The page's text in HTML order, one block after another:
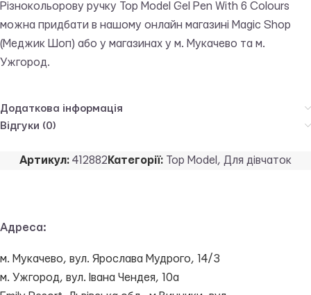
Різнокольорову ручку Top Model Gel Pen With 6 Colours
можна придбати в нашому онлайн магазині Magic Shop
(Меджик Шоп) або у магазинах у м. Мукачево та м.
Ужгород.
Додаткова інформація
Відгуки (0)
Артикул: 412882 Категорії: Top Model , Для дівчаток
Адреса:
м. Мукачево, вул. Ярослава Мудрого, 14/3
м. Ужгород, вул. Івана Чендея, 10а